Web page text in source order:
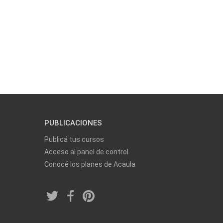
PUBLICACIONES
Publicá tus cursos
Acceso al panel de control
Conocé los planes de Acaula